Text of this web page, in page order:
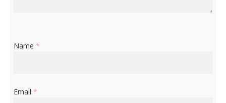
Name *
Email *